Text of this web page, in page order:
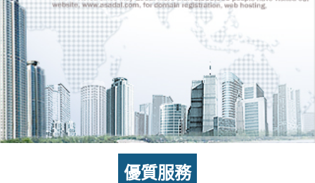
優質服務
2015-02-01
2018-03-16 花蓮景點2018地圖...
七星潭風景區美景介紹...